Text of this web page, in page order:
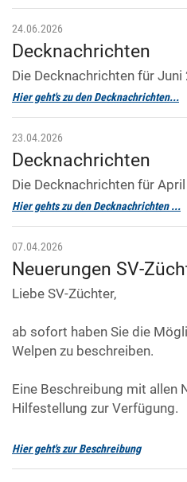
24.06.2026
Decknachrichten
Die Decknachrichten für
Hier geht's zu den Decknachrichten...
23.04.2026
Decknachrichten
Die Decknachrichten für
Hier gehts zu den Decknachrichten ...
07.04.2026
Neuerungen SV-
Liebe SV-Züchter,
ab sofort haben Sie die
Welpen zu beschreiben.
Eine Beschreibung mit allen
Hilfestellung zur Verfügung.
Hier geht's zur Beschreibung